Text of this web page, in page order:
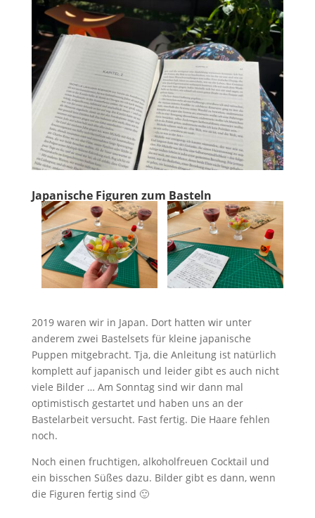
Japanische Figuren zum Basteln
2019 waren wir in Japan. Dort hatten wir unter
anderem zwei Bastelsets für kleine japanische
Puppen mitgebracht. Tja, die Anleitung ist natürlich
komplett auf japanisch und leider gibt es auch nicht
viele Bilder … Am Sonntag sind wir dann mal
optimistisch gestartet und haben uns an der
Bastelarbeit versucht. Fast fertig. Die Haare fehlen
noch.
Noch einen fruchtigen, alkoholfreuen Cocktail und
ein bisschen Süßes dazu. Bilder gibt es dann, wenn
die Figuren fertig sind 🙂